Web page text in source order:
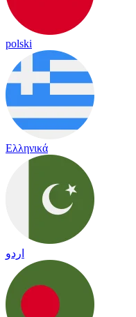
polski
Ελληνικά
اردو